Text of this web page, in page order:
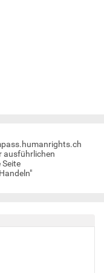
ausführlichen